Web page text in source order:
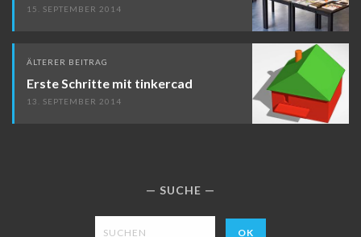
15. SEPTEMBER 2014
ÄLTERER BEITRAG
Erste Schritte mit tinkercad
13. SEPTEMBER 2014
SUCHE